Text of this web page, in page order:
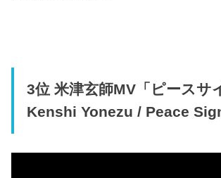
3位 米津玄師MV「ピースサ
Kenshi Yonezu / Peace